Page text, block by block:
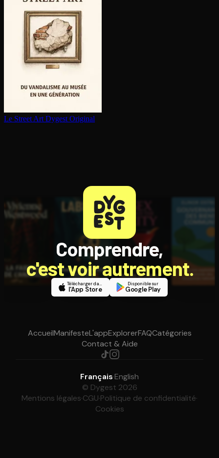
Le Street Art Dygest Original
Comprendre,
c'est voir autrement.
Télécharger dans
l'App Store
Disponible sur
Google Play
AccueilManifesteL'appExplorerFAQCatégories
Contact & Aide
Français·English
© Dygest 2026
Mentions légales·CGU·Politique de confidentialité·
Cookies